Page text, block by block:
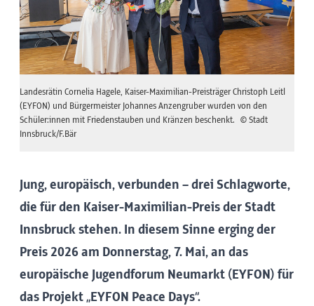
Landesrätin Cornelia Hagele, Kaiser-Maximilian-Preisträger Christoph Leitl
(EYFON) und Bürgermeister Johannes Anzengruber wurden von den
Schüler:innen mit Friedenstauben und Kränzen beschenkt.
© Stadt
Innsbruck/F.Bär
Jung, europäisch, verbunden – drei Schlagworte,
die für den Kaiser-Maximilian-Preis der Stadt
Innsbruck stehen. In diesem Sinne erging der
Preis 2026 am Donnerstag, 7. Mai, an das
europäische Jugendforum Neumarkt (EYFON) für
das Projekt „EYFON Peace Days“.